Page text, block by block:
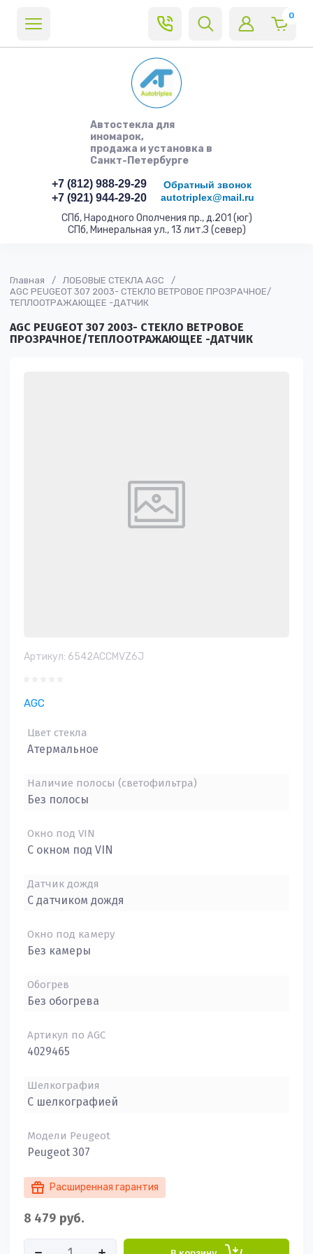
0
Автостекла для
иномарок,
продажа и установка в
Санкт-Петербурге
+7 (812) 988-29-29
+7 (921) 944-29-20
Обратный звонок
autotriplex@mail.ru
СПб, Народного Ополчения пр., д.201 (юг)
СПб, Минеральная ул., 13 лит.З (север)
Главная / ЛОБОВЫЕ СТЕКЛА AGC
/
AGC PEUGEOT 307 2003- СТЕКЛО ВЕТРОВОЕ ПРОЗРАЧНОЕ/
ТЕПЛООТРАЖАЮЩЕЕ -ДАТЧИК
AGC PEUGEOT 307 2003- СТЕКЛО ВЕТРОВОЕ
ПРОЗРАЧНОЕ/ТЕПЛООТРАЖАЮЩЕЕ -ДАТЧИК
Артикул: 6542ACCMVZ6J
AGC
Цвет стекла
Атермальное
Наличие полосы (светофильтра)
Без полосы
Окно под VIN
С окном под VIN
Датчик дождя
С датчиком дождя
Окно под камеру
Без камеры
Обогрев
Без обогрева
Артикул по AGC
4029465
Шелкография
С шелкографией
Модели Peugeot
Peugeot 307
Расширенная гарантия
8 479 руб.